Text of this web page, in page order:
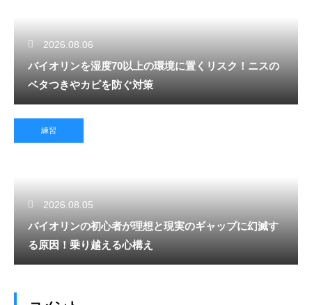
2026.08.06
バイオリンを湿度70以上の環境に置くリスク！ニスの
ベタつきやカビを防ぐ対策
練習
2026.08.05
バイオリンの初心者が理想と現実のギャップに幻滅す
る原因！乗り越える心構え